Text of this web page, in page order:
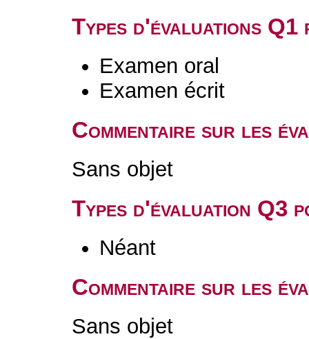
Types d'évaluations
Examen oral
Examen écrit
Commentaire sur les
Sans objet
Types d'évaluation Q3
Néant
Commentaire sur les
Sans objet